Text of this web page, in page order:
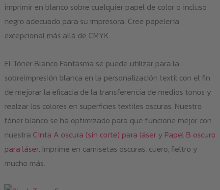
imprimir en blanco sobre cualquier papel de color o incluso
negro adecuado para su impresora. Cree papelería
excepcional más allá de CMYK.
El Tóner Blanco Fantasma se puede utilizar para la
sobreimpresión blanca en la personalización textil con el fin
de mejorar la eficacia de la transferencia de medios tonos y
realzar los colores en superficies textiles oscuras. Nuestro
tóner blanco se ha optimizado para que funcione mejor con
nuestra Cinta A oscura (sin corte) para lásery Papel B oscuro
para láser. Imprime en camisetas oscuras, cuero, fieltro y
mucho más.